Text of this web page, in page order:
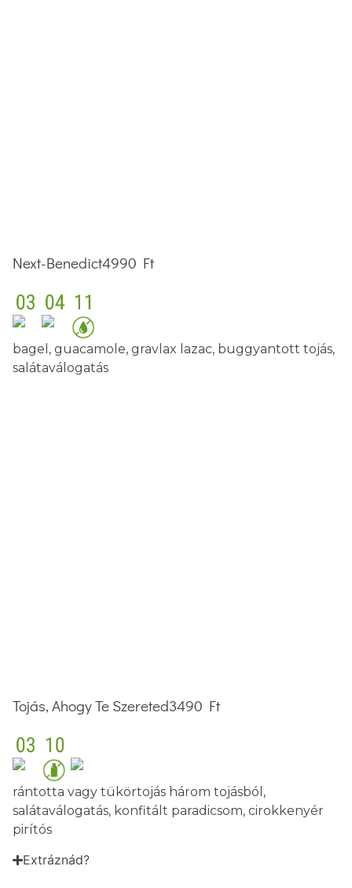
Next-Benedict4990 Ft
bagel, guacamole, gravlax lazac, buggyantott tojás,
salátaválogatás
Tojás, Ahogy Te Szereted3490 Ft
rántotta vagy tükörtojás három tojásból,
salátaválogatás, konfitált paradicsom, cirokkenyér
pirítós
Extráznád?